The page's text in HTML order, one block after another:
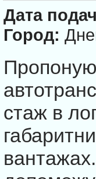
Дата
Город:
Пропоную
стаж в
вантажах.